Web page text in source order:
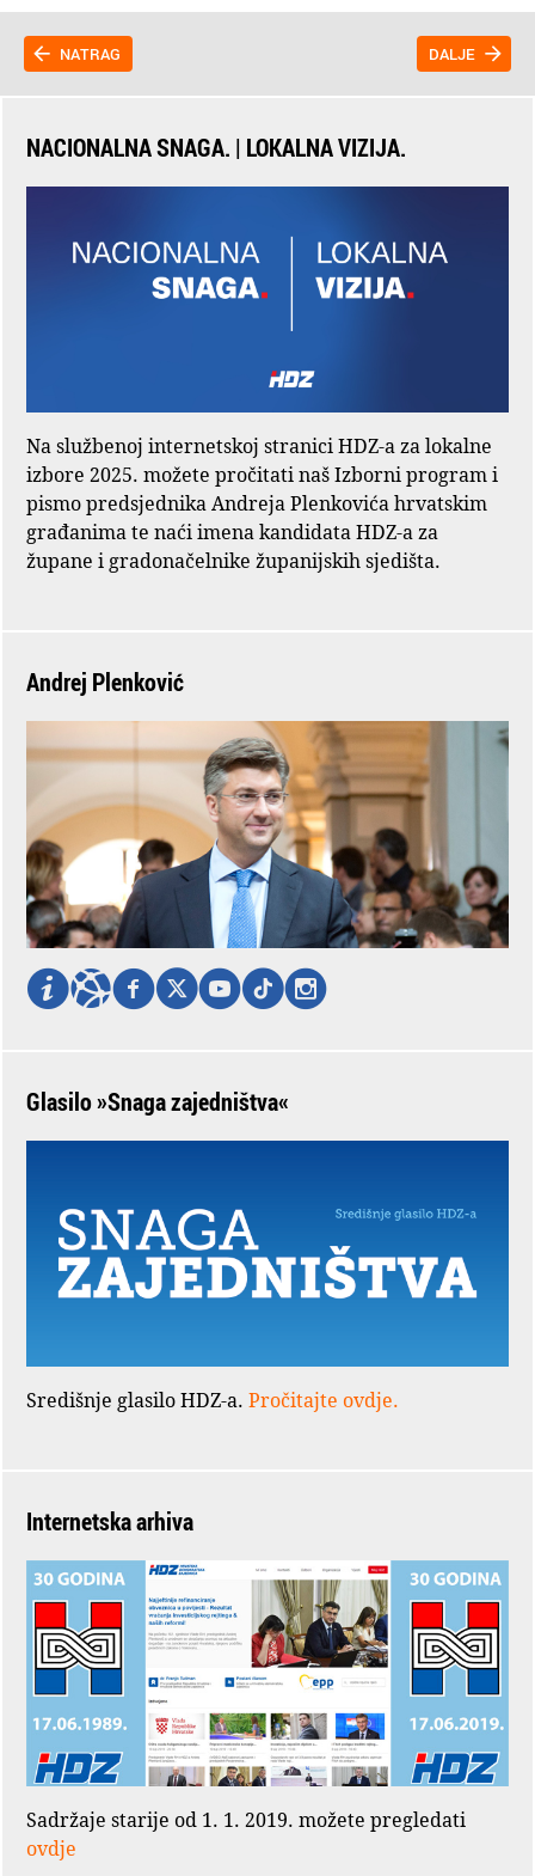
NATRAG DALJE
NACIONALNA SNAGA. | LOKALNA VIZIJA.
Na službenoj internetskoj stranici HDZ-a za lokalne
izbore 2025. možete pročitati naš Izborni program i
pismo predsjednika Andreja Plenkovića hrvatskim
građanima te naći imena kandidata HDZ-a za
župane i gradonačelnike županijskih sjedišta.
Andrej Plenković
Glasilo »Snaga zajedništva«
Središnje glasilo HDZ-a. Pročitajte ovdje.
Internetska arhiva
Sadržaje starije od 1. 1. 2019. možete pregledati
ovdje